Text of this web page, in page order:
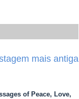
mais antiga
of Peace, Love,